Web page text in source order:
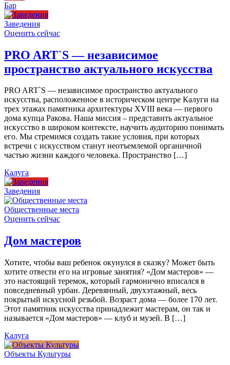
Бар
Заведения
Оценить сейчас
PRO ART`S — независимое
пространство актуального искусства
PRO ART`S — независимое пространство актуального
искусства, расположенное в историческом центре Калуги на
трех этажах памятника архитектуры XVIII века — первого
дома купца Ракова. Наша миссия – представить актуальное
искусство в широком контексте, научить аудиторию понимать
его. Мы стремимся создать такие условия, при которых
встречи с искусством станут неотъемлемой органичной
частью жизни каждого человека. Пространство […]
Калуга
Заведения
Общественные места
Оценить сейчас
Дом мастеров
Хотите, чтобы ваш ребенок окунулся в сказку? Может быть
хотите отвести его на игровые занятия? «Дом мастеров» —
это настоящий теремок, который гармонично вписался в
повседневный урбан. Деревянный, двухэтажный, весь
покрытый искусной резьбой. Возраст дома — более 170 лет.
Этот памятник искусства принадлежит мастерам, он так и
называется «Дом мастеров» — клуб и музей. В […]
Калуга
Объекты Культуры